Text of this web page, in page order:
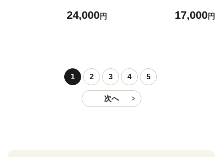
河北町産 【河北町観光物産協
24,000円
レビュー高評価 小分け 真空
町 送料無料_G7317
17,000円
1 2 3 4 5
次へ